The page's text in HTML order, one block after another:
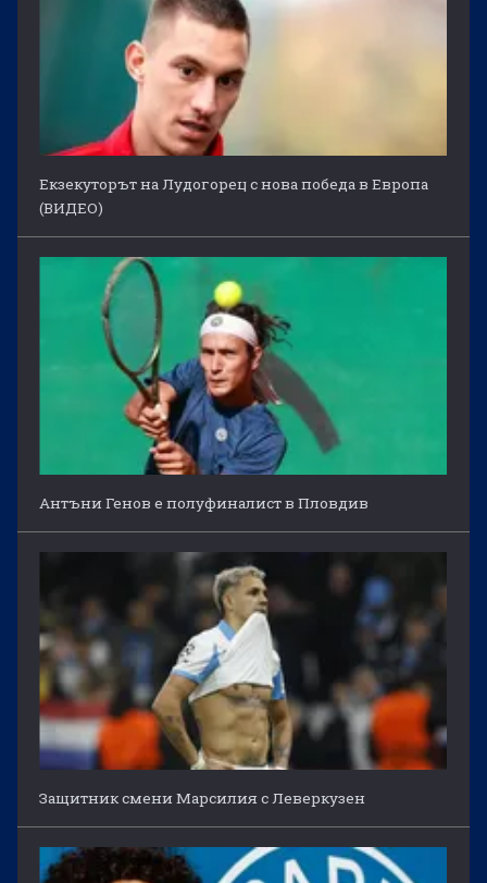
Екзекуторът на Лудогорец с нова победа в Европа
(ВИДЕО)
Антъни Генов е полуфиналист в Пловдив
Защитник смени Марсилия с Леверкузен